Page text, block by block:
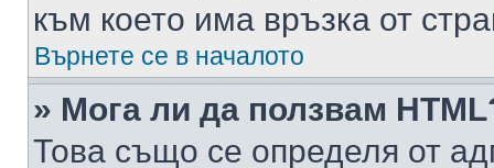
към което има връзка от
Върнете се в началото
» Мога ли да ползвам
Това също се определя от